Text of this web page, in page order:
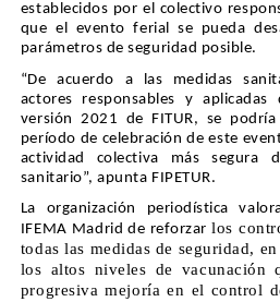
establecidos por el colectivo
que el evento ferial se pueda
parámetros de seguridad posible.
“De acuerdo a las medidas
actores responsables y
versión 2021 de FITUR, se
período de celebración de este
actividad colectiva más segura
sanitario”, apunta FIPETUR.
La organización periodística
IFEMA Madrid de reforzarlos
todas las medidas de seguridad,
los altos niveles de vacunación
progresiva mejoría en el control